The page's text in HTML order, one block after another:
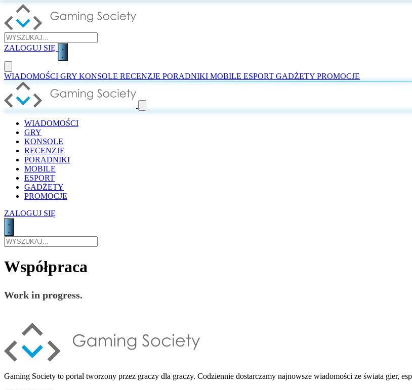
ZALOGUJ SIĘ
WIADOMOŚCI GRY KONSOLE RECENZJE PORADNIKI MOBILE ESPORT GADŻETY PROMOCJE
WIADOMOŚCI
GRY
KONSOLE
RECENZJE
PORADNIKI
MOBILE
ESPORT
GADŻETY
PROMOCJE
ZALOGUJ SIĘ
Współpraca
Work in progress.
Gaming Society to portal tworzony przez graczy dla graczy. Codziennie dostarczamy najnowsze wiadomości ze świata gier,